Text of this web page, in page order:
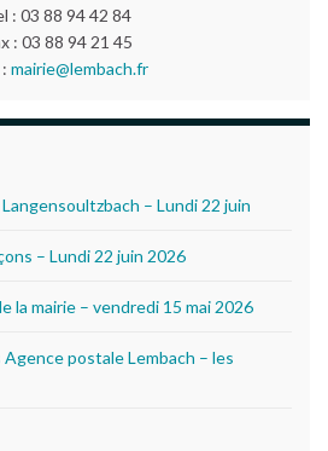
: 03 88 94 42 84
: 03 88 94 21 45
mairie@lembach.fr
– Lundi 22 juin
– Lundi 22 juin 2026
la mairie – vendredi 15 mai 2026
postale Lembach – les